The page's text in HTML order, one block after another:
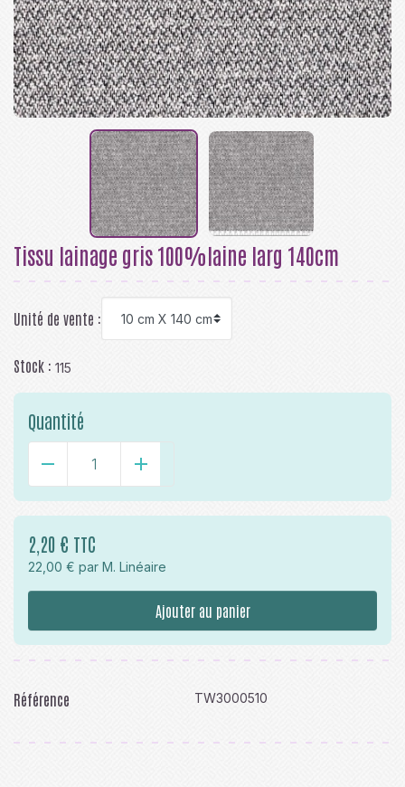
Tissu lainage gris 100%laine larg 140cm
Unité de vente :
Stock : 115
Quantité
- +
2,20 € TTC
22,00 € par M. Linéaire
Ajouter au panier
Référence TW3000510